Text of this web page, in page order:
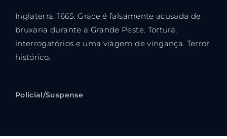
Inglaterra, 1665. Grace é falsamente acusada de
bruxaria durante a Grande Peste. Tortura,
interrogatórios e uma viagem de vingança. Terror
histórico.
Policial/Suspense